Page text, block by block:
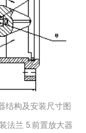
结构及安装尺寸图
法兰 5.前置放大器